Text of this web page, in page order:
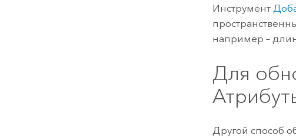
Инструмент
например –
Для
Другой способ